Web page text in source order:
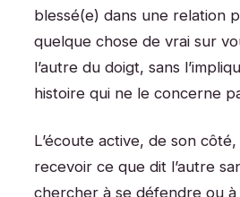
blessé(e) dans une relation
quelque chose de vrai sur
l’autre du doigt, sans
histoire qui ne le concerne
L’écoute active, de son
recevoir ce que dit l’autre
chercher à se défendre ou à